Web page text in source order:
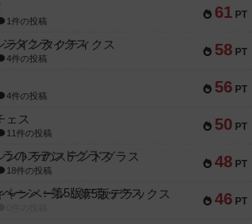
61 PT
1件の投稿
58 PT
ラインタクティクス
4件の投稿
56 PT
4件の投稿
50 PT
ェス
11件の投稿
48 PT
ントラのステンドグラス
18件の投稿
46 PT
ャンペーン：第5版デラックス